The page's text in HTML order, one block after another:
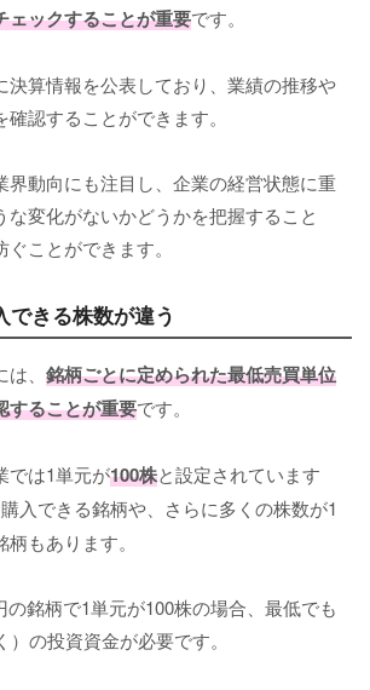
ェックすることが重要です。
決算情報を公表しており、業績の推移や
認することができます。
界動向にも注目し、企業の経営状態に重
な変化がないかどうかを把握すること
ことができます。
できる株数が違う
、 銘柄ごとに定められた最低売買単位
することが重要です。
では1単元が100株と設定されています
入できる銘柄や、さらに多くの株数が1
もあります。
の銘柄で1単元が100株の場合、最低でも
の投資資金が必要です。